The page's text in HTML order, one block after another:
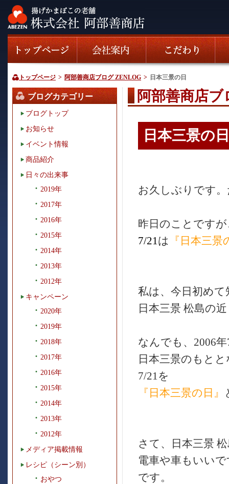
トップページ > 阿部善商店ブログ ZENLOG > 日本三景の日
ブログカテゴリー
ブログトップ
お知らせ
イベント情報
商品紹介
日々の出来事
2019年
2017年
2016年
2015年
2014年
2013年
2012年
キャンペーン
2020年
2019年
2018年
2017年
2016年
2015年
2014年
2013年
2012年
メディア掲載情報
レシピ（シーン別）
おやつ
阿部善商店
日本三景の日
お久しぶりです
昨日のことですが
7/21は 『日本三景
私は、今日初め
日本三景 松島の
なんでも、2006
日本三景のもと
7/21を
『日本三景の日』
さて、日本三景
電車や車もいい
です。